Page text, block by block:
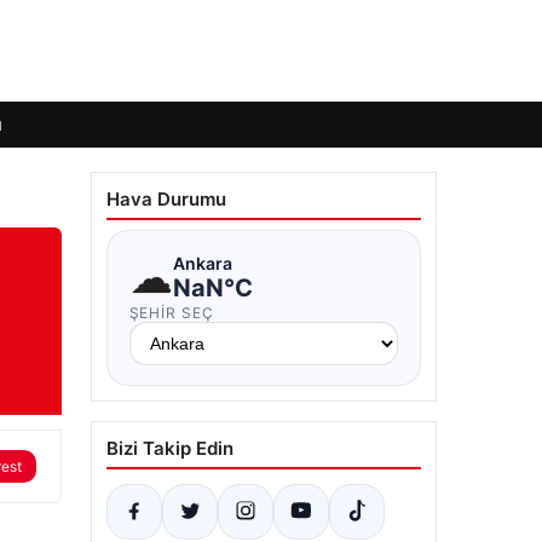
Hava Durumu
☁Ankara
NaN°C
ŞEHIR SEÇ
Bizi Takip Edin